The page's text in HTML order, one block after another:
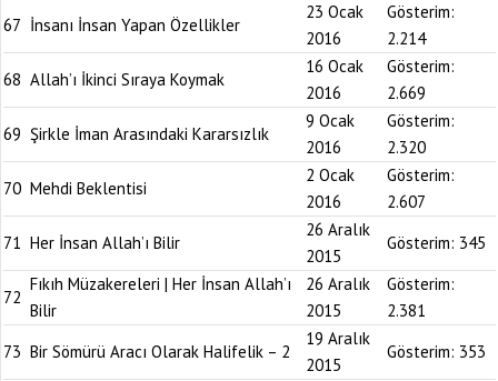
67 İnsanı İnsan Yapan Özellikler
23 Ocak
2016
Gösterim:
2.214
68 Allah’ı İkinci Sıraya Koymak
16 Ocak
2016
Gösterim:
2.669
69 Şirkle İman Arasındaki Kararsızlık
9 Ocak
2016
Gösterim:
2.320
70 Mehdi Beklentisi
2 Ocak
2016
Gösterim:
2.607
71 Her İnsan Allah’ı Bilir
26 Aralık
2015
Gösterim: 345
72
Fıkıh Müzakereleri | Her İnsan Allah’ı
Bilir
26 Aralık
2015
Gösterim:
2.381
73 Bir Sömürü Aracı Olarak Halifelik – 2
19 Aralık
2015
Gösterim: 353